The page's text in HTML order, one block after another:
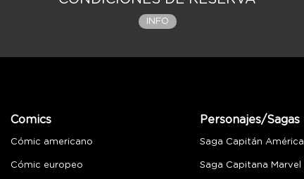
INFO
Comics
Cómic americano
Cómic europeo
Personajes/Sagas
Saga Capitán América
Saga Capitana Marvel